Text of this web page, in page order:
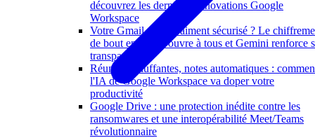
découvrez les dernières innovations Google
Workspace
Votre Gmail est-il vraiment sécurisé ? Le
de bout en bout s'ouvre à tous et Gemini renforce
transparence
Réunions bluffantes, notes automatiques :
l'IA de Google Workspace va doper votre
productivité
Google Drive : une protection inédite contre les
ransomwares et une interopérabilité Meet/Teams
révolutionnaire